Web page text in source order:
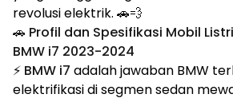
revolusi elektrik. 🚗💨
🚗 Profil dan Spesifikasi Mobil
BMW i7 2023-2024
⚡ BMW i7 adalah jawaban BMW
elektrifikasi di segmen sedan